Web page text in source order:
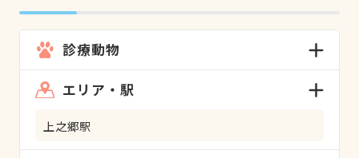
診療動物
エリア・駅
上之郷駅